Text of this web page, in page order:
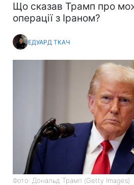
Що сказав Трамп про
операції з Іраном?
ЕДУАРД ТКАЧ
Фото: Дональд Трамп (Getty Images)